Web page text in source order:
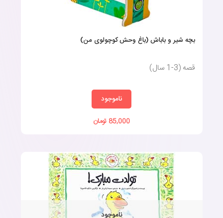
بچه شیر و باباش (باغ وحش کوچولوی من)
قصه (3-1 سال)
ناموجود
85,000 تومان
ناموجود